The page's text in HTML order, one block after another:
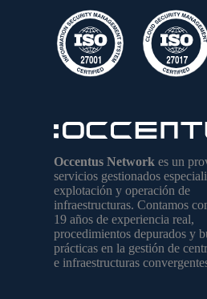
Occentus Network es un
servicios gestionados
explotación y operación de
infraestructuras. Contamos
19 años de experiencia real,
procedimientos depurados y
prácticas en la gestión de
e infraestructuras